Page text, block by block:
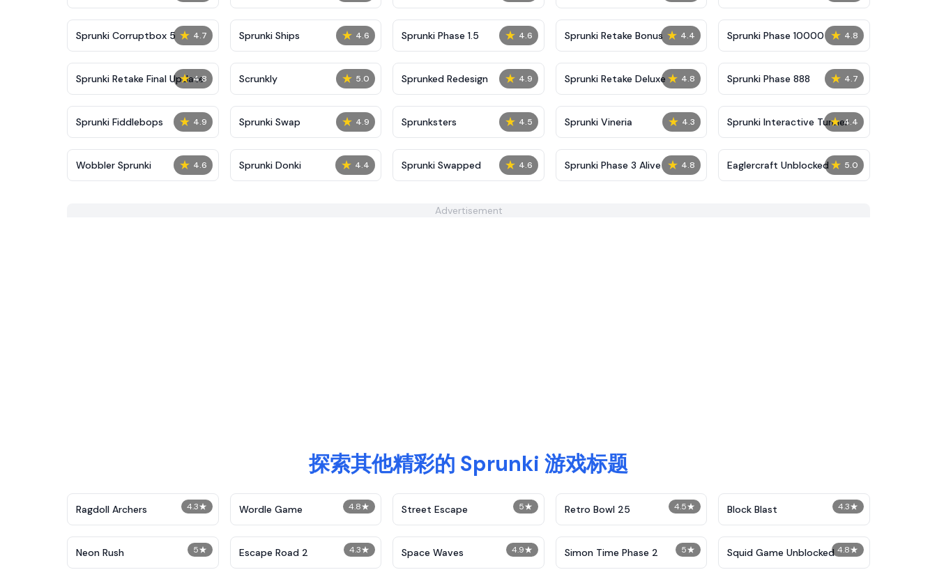
★ 4.7
Sprunki Corruptbox 5 ★ 4.6
Sprunki Ships ★ 4.6
Sprunki Phase 1.5 ★ 4.4
Sprunki Retake Bonus ★ 4.8
Sprunki Phase 10000
★ 4.8
Sprunki Retake Final Update ★ 5.0
Scrunkly ★ 4.9
Sprunked Redesign ★ 4.8
Sprunki Retake Deluxe ★ 4.7
Sprunki Phase 888
★ 4.9
Sprunki Fiddlebops ★ 4.9
Sprunki Swap ★ 4.5
Sprunksters ★ 4.3
Sprunki Vineria ★ 4.4
Sprunki Interactive Tunner
★ 4.6
Wobbler Sprunki ★ 4.4
Sprunki Donki ★ 4.6
Sprunki Swapped ★ 4.8
Sprunki Phase 3 Alive ★ 5.0
Eaglercraft Unblocked
Advertisement
探索其他精彩的 Sprunki 游戏标题
4.3★
Ragdoll Archers 4.8★
Wordle Game 5★
Street Escape 4.5★
Retro Bowl 25 4.3★
Block Blast
5★
Neon Rush 4.3★
Escape Road 2 4.9★
Space Waves 5★
Simon Time Phase 2 4.8★
Squid Game Unblocked